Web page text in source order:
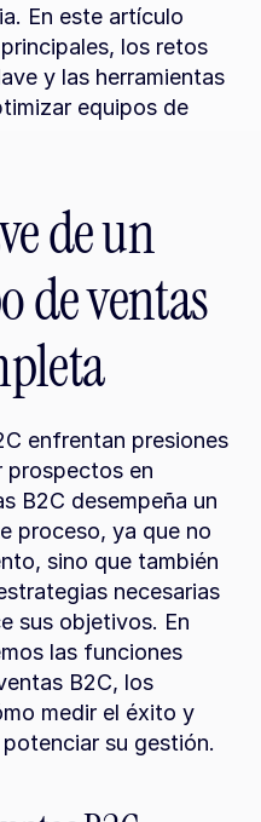
En este artículo
los retos
y las herramientas
equipos de
de un
de ventas
enfrentan presiones
prospectos en
B2C desempeña un
proceso, ya que no
sino que también
necesarias
sus objetivos. En
las funciones
B2C, los
medir el éxito y
su gestión.